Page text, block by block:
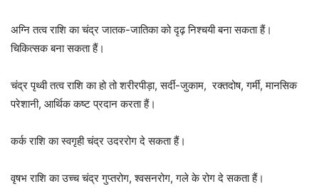
अग्नि तत्व राशि का चंद्र जातक-जातिका को दृढ़ निश्चयी बना सकता हैं।
चिकित्सक बना सकता हैं।
चंद्र पृथ्वी तत्व राशि का हो तो शरीरपीड़ा, सर्दी-जुकाम, रक्तदोष, गर्मी, मानसिक
परेशानी, आर्थिक कष्ट प्रदान करता हैं।
कर्क राशि का स्वगृही चंद्र उदररोग दे सकता हैं।
वृषभ राशि का उच्च चंद्र गुप्तरोग, श्वसनरोग, गले के रोग दे सकता हैं।